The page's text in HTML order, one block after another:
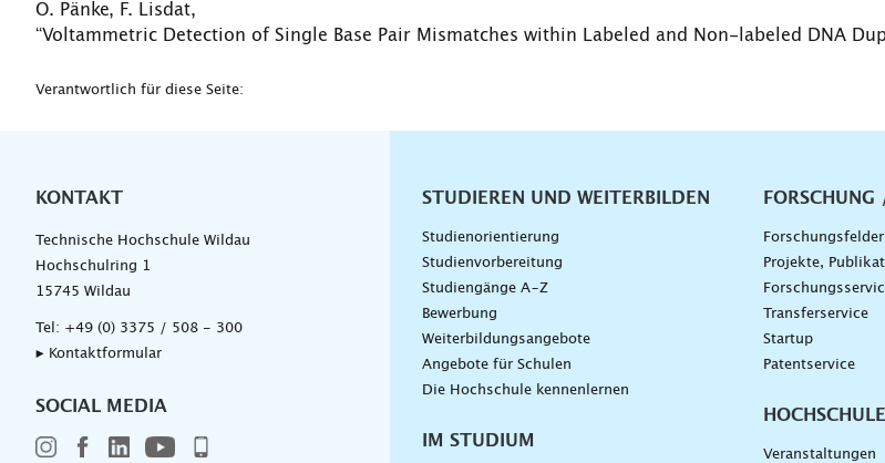
O. Pänke, F. Lisdat,
“Voltammetric Detection of Single Base Pair Mismatches within Labeled and Non-labeled DNA
Verantwortlich für diese Seite:
KONTAKT
Technische Hochschule Wildau
Hochschulring 1
15745 Wildau
Tel: +49 (0) 3375 / 508 - 300
▸ Kontaktformular
SOCIAL MEDIA
Unternavigation
STUDIEREN UND WEITERBILDEN
Studienorientierung
Studienvorbereitung
Studiengänge A–Z
Bewerbung
Weiterbildungsangebote
Angebote für Schulen
Die Hochschule kennenlernen
IM STUDIUM
FORSCHUNG
Projekte,
Transferservice
Startup
Patentservice
HOCHSCHULE
Veranstaltungen